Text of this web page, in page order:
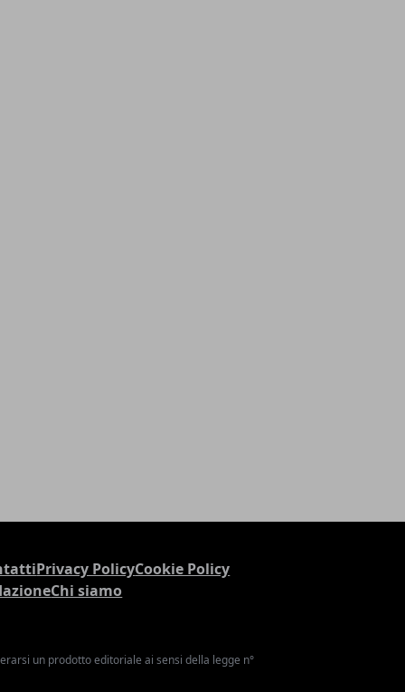
Privacy PolicyCookie Policy
Chi siamo
un prodotto editoriale ai sensi della legge n°